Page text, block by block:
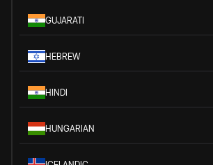
GUJARATI
HEBREW
HINDI
HUNGARIAN